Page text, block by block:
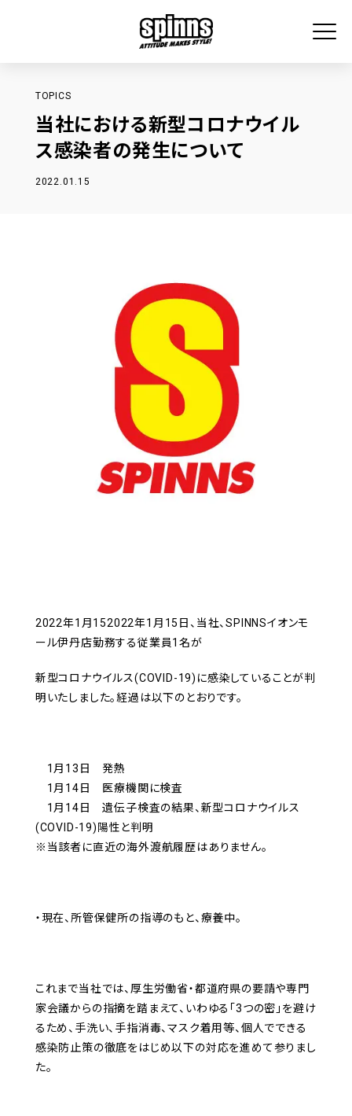
TOPICS
当社における新型コロナウイル
ス感染者の発生について
2022.01.15
2022年1月152022年1月15日、当社、SPINNSイオンモ
ール伊丹店勤務する従業員1名が
新型コロナウイルス(COVID-19)に感染していることが判
明いたしました。経過は以下のとおりです。
1月13日 発熱
1月14日 医療機関に検査
1月14日 遺伝子検査の結果、新型コロナウイルス
(COVID-19)陽性と判明
※当該者に直近の海外渡航履歴はありません。
・現在、所管保健所の指導のもと、療養中。
これまで当社では、厚生労働省・都道府県の要請や専門
家会議からの指摘を踏まえて、いわゆる「3つの密」を避け
るため、手洗い、手指消毒、マスク着用等、個人でできる
感染防止策の徹底をはじめ以下の対応を進めて参りまし
た。